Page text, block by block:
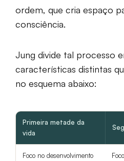
ordem, que cria espaço
consciência.
Jung divide tal processo
características distintas
no esquema abaixo:
Primeira metade da
vida
Foco no desenvolvimento